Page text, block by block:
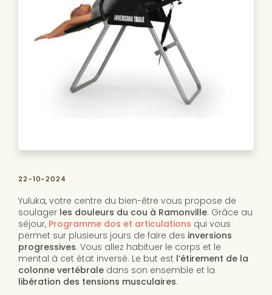
22-10-2024
Yuluka, votre centre du bien-être vous propose de
soulager les douleurs du cou à Ramonville. Grâce au
séjour, Programme dos et articulations qui vous
permet sur plusieurs jours de faire des inversions
progressives. Vous allez habituer le corps et le
mental à cet état inversé. Le but est l’étirement de la
colonne vertébrale dans son ensemble et la
libération des tensions musculaires.